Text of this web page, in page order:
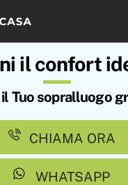
il confort
il Tuo sopralluogo
CHIAMA ORA
WHATSAPP